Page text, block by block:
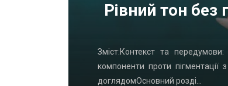
Рівний тон
Зміст:Контекст та
компоненти проти
доглядомОсновний розді…